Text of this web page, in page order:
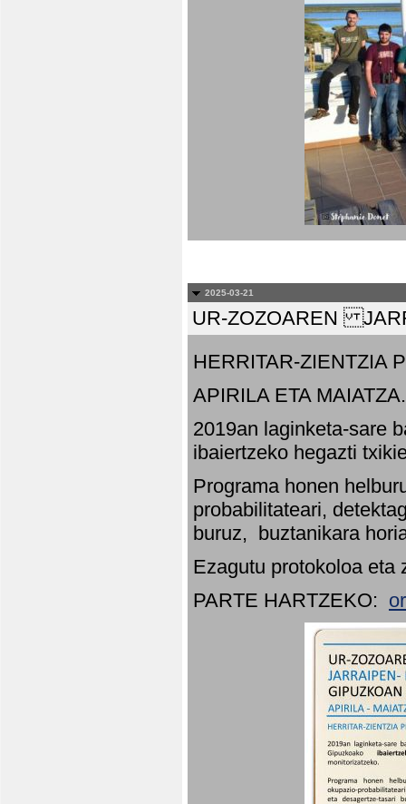
2025-03-21
UR-ZOZOAREN
HERRITAR-ZIENTZIA
APIRILA ETA MAIATZA.
2019an laginketa-sare
ibaiertzeko hegazti
Programa honen
probabilitateari,
buruz, buztanikara
Ezagutu protokoloa eta
PARTE HARTZEKO: